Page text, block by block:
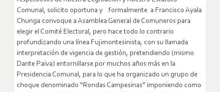
Comunal, solicito oportuna y formalmente a Francisco Ayala
Chunga convoque a Asamblea General de Comuneros para
elegir el Comité Electoral, pero hace todo lo contrario
profundizando una línea Fujimontesinista, con su llamada
interpretación de vigencia de gestión, pretendiendo (mismo
Dante Paiva) entornillarse por muchos años más en la
Presidencia Comunal, para lo que ha organizado un grupo de
choque denominado “Rondas Campesinas” imponiendo como